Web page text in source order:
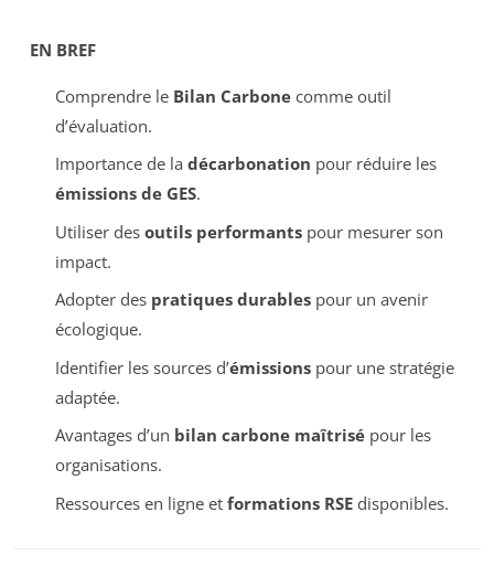
EN BREF
Comprendre le Bilan Carbonecomme outil
d’évaluation.
Importance de la décarbonation pour réduire les
émissions de GES.
Utiliser des outils performantspour mesurer son
impact.
Adopter des pratiques durablespour un avenir
écologique.
Identifier les sources d’émissionspour une stratégie
adaptée.
Avantages d’un bilan carbone maîtrisépour les
organisations.
Ressources en ligne et formations RSEdisponibles.